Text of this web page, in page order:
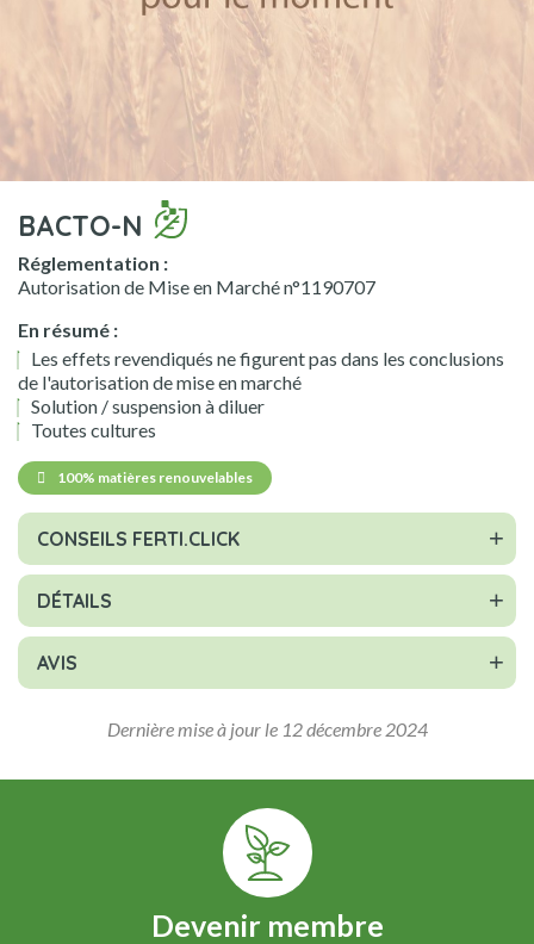
BACTO-N
Réglementation :
Autorisation de Mise en Marché n°1190707
En résumé :
Les effets revendiqués ne figurent pas dans les conclusions
de l'autorisation de mise en marché
Solution / suspension à diluer
Toutes cultures
100% matières renouvelables
CONSEILS FERTI.CLICK
DÉTAILS
AVIS
Dernière mise à jour le 12 décembre 2024
Devenir membre